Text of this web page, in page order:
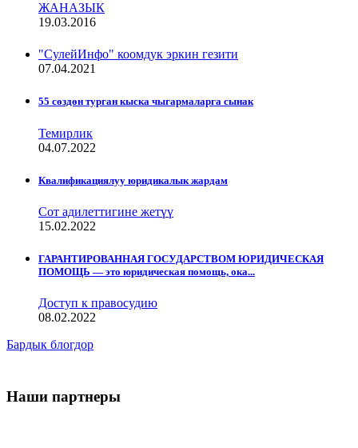
ЖАНАЗЫК
19.03.2016
"СулейИнфо" коомдук эркин гезити
07.04.2021
55 сөздөн турган кыска чыгармаларга сынак
Темирлик
04.07.2022
Квалификациялуу юридикалык жардам
Сот адилеттигине жетүү
15.02.2022
ГАРАНТИРОВАННАЯ ГОСУДАРСТВОМ ЮРИДИЧЕСКАЯ
ПОМОЩЬ — это юридическая помощь, ока...
Доступ к правосудию
08.02.2022
Бардык блогдор
Наши партнеры